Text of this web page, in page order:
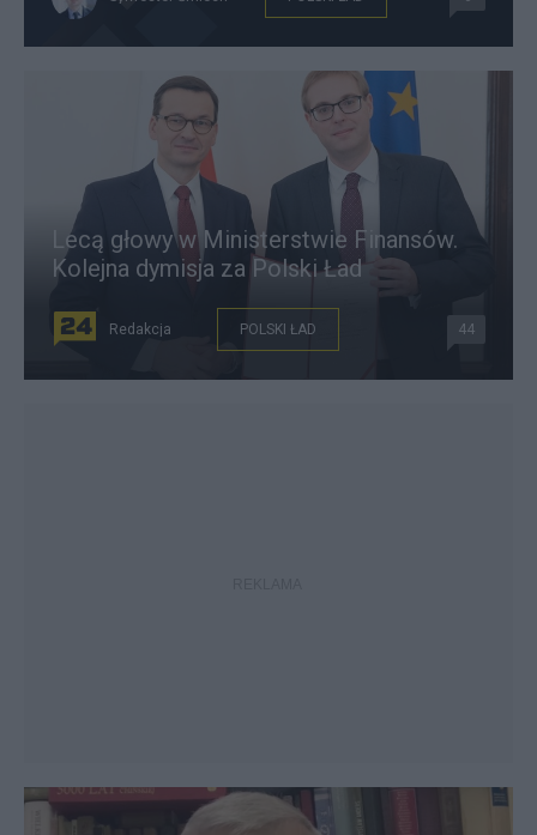
Lecą głowy w Ministerstwie Finansów.
Kolejna dymisja za Polski Ład
Redakcja POLSKI ŁAD 44